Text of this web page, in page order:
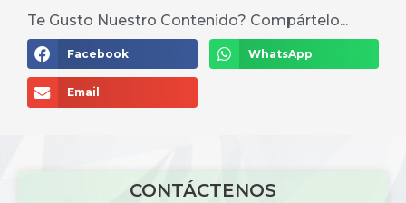
Te Gusto Nuestro Contenido? Compártelo...
Facebook WhatsApp
Email
CONTÁCTENOS